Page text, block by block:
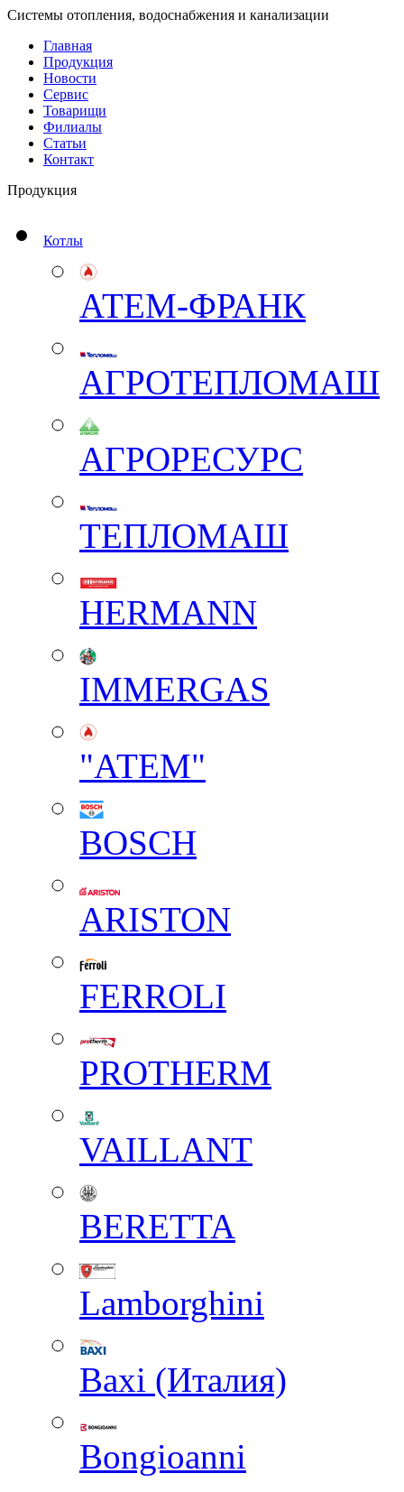
Системы отопления, водоснабжения и канализации
Главная
Продукция
Новости
Сервис
Товарищи
Филиалы
Статьи
Контакт
Продукция
Котлы
АТЕМ-ФРАНК
АГРОТЕПЛОМАШ
АГРОРЕСУРС
ТЕПЛОМАШ
HERMANN
IMMERGAS
"АТЕМ"
BOSCH
ARISTON
FERROLI
PROTHERM
VAILLANT
BERETTA
Lamborghini
Baxi (Италия)
Вongioanni